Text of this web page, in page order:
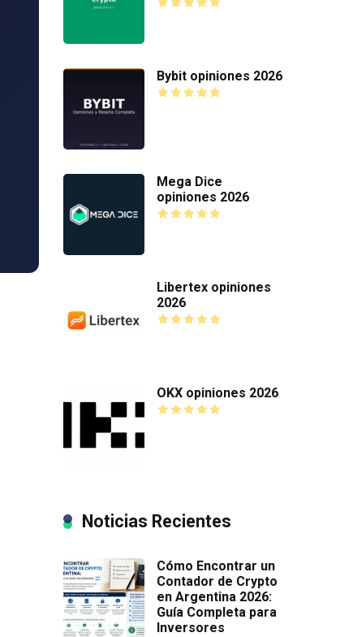
Bybit opiniones 2026
Mega Dice
opiniones 2026
Libertex opiniones
2026
OKX opiniones 2026
Noticias Recientes
Cómo Encontrar un
Contador de Crypto
en Argentina 2026:
Guía Completa para
Inversores